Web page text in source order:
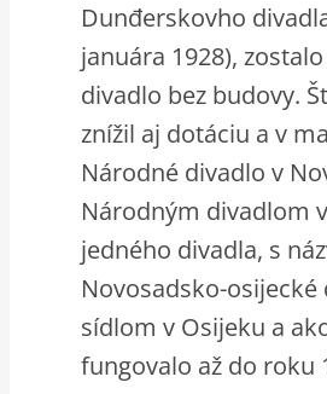
Dunđerskovho
januára 1928),
divadlo bez budovy.
znížil aj dotáciu a v
Národné divadlo v
Národným divadlom
jedného divadla, s
Novosadsko-osijecké
sídlom v Osijeku a
fungovalo až do roku